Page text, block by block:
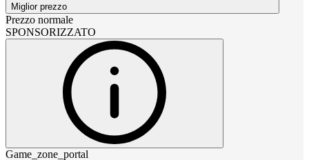
Miglior prezzo
Prezzo normale
SPONSORIZZATO
Game_zone_portal